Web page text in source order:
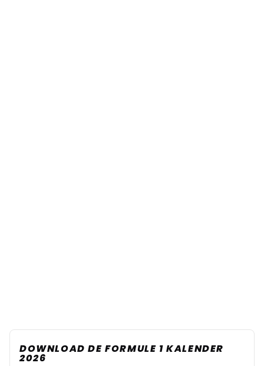
DOWNLOAD DE FORMULE 1 KALENDER
2026